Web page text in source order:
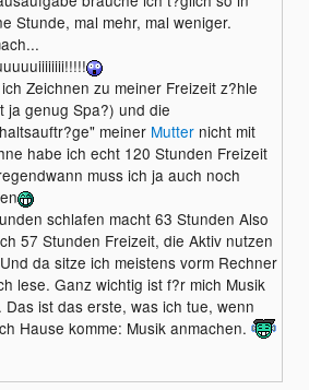
Stunde, mal mehr, mal weniger.
Zeichnen zu meiner Freizeit z?hle
ja genug Spa?) und die
meiner Mutternicht mit
habe ich echt 120 Stunden Freizeit
muss ich ja auch noch
schlafen macht 63 Stunden Also
57 Stunden Freizeit, die Aktiv nutzen
da sitze ich meistens vorm Rechner
lese. Ganz wichtig ist f?r mich Musik
Das ist das erste, was ich tue, wenn
Hause komme: Musik anmachen.